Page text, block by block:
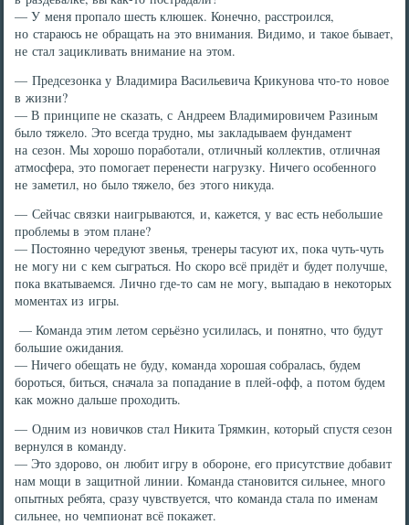
— У меня пропало шесть клюшек. Конечно, расстроился,
но стараюсь не обращать на это внимания. Видимо, и такое бывает,
не стал зацикливать внимание на этом.
— Предсезонка у Владимира Васильевича Крикунова что-то новое
в жизни?
— В принципе не сказать, с Андреем Владимировичем Разиным
было тяжело. Это всегда трудно, мы закладываем фундамент
на сезон. Мы хорошо поработали, отличный коллектив, отличная
атмосфера, это помогает перенести нагрузку. Ничего особенного
не заметил, но было тяжело, без этого никуда.
— Сейчас связки наигрываются, и, кажется, у вас есть небольшие
проблемы в этом плане?
— Постоянно чередуют звенья, тренеры тасуют их, пока чуть-чуть
не могу ни с кем сыграться. Но скоро всё придёт и будет получше,
пока вкатываемся. Лично где-то сам не могу, выпадаю в некоторых
моментах из игры.
— Команда этим летом серьёзно усилилась, и понятно, что будут
большие ожидания.
— Ничего обещать не буду, команда хорошая собралась, будем
бороться, биться, сначала за попадание в плей-офф, а потом будем
как можно дальше проходить.
— Одним из новичков стал Никита Трямкин, который спустя сезон
вернулся в команду.
— Это здорово, он любит игру в обороне, его присутствие добавит
нам мощи в защитной линии. Команда становится сильнее, много
опытных ребята, сразу чувствуется, что команда стала по именам
сильнее, но чемпионат всё покажет.